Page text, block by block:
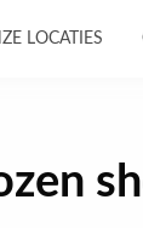
LOCATIES